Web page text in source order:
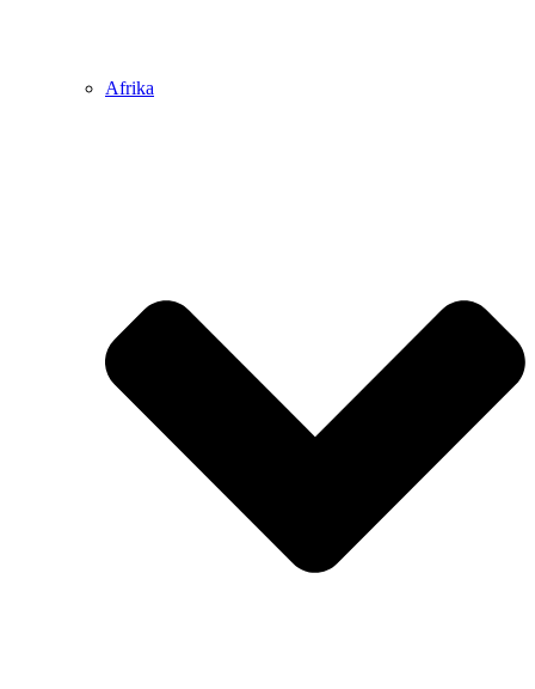
Afrika